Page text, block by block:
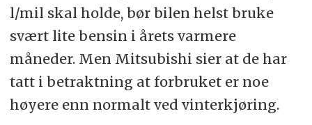
l/mil skal holde, bør bilen helst bruke
svært lite bensin i årets varmere
måneder. Men Mitsubishi sier at de har
tatt i betraktning at forbruket er noe
høyere enn normalt ved vinterkjøring.